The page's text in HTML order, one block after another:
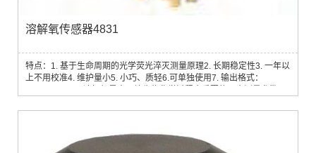
溶解氧传感器4831
特点：1. 基于生命周期的光学荧光淬灭测量原理2. 长期稳定性3. 一年以
上不用校准4. 维护量小5. 小巧、质轻6.可单独使用7. 输出格式：
如：1. 近岸具有藻华的浅水区域2. 水产养殖3. 峡湾或者其它水体交换少
光淬灭测量原理。它...